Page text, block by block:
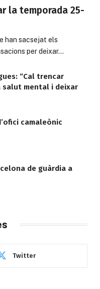
la temporada 25-
han sacsejat els
per deixar…
“Cal trencar
salut mental i deixar
camaleònic
de guàrdia a
Twitter